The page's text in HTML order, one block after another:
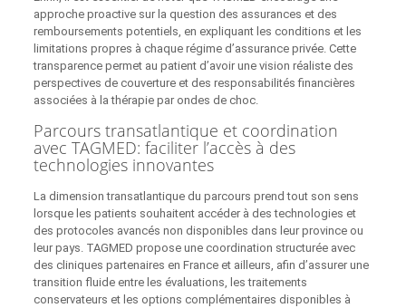
approche proactive sur la question des assurances et des
remboursements potentiels, en expliquant les conditions et les
limitations propres à chaque régime d’assurance privée. Cette
transparence permet au patient d’avoir une vision réaliste des
perspectives de couverture et des responsabilités financières
associées à la thérapie par ondes de choc.
Parcours transatlantique et coordination
avec TAGMED: faciliter l’accès à des
technologies innovantes
La dimension transatlantique du parcours prend tout son sens
lorsque les patients souhaitent accéder à des technologies et
des protocoles avancés non disponibles dans leur province ou
leur pays. TAGMED propose une coordination structurée avec
des cliniques partenaires en France et ailleurs, afin d’assurer une
transition fluide entre les évaluations, les traitements
conservateurs et les options complémentaires disponibles à